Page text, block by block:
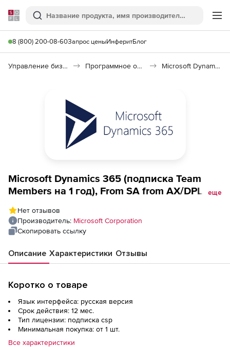
Softline
Поиск
8 (800) 200-08-60Запрос ценыИнферитБлог
Управление бизнесом, CRM/ERP Программное обеспечение для управления бизнесом Microsoft Dynamics 365
Microsoft Dynamics 365 (подписка Team
Members на 1 год), From SA from AX/DPL
еще
Нет отзывов
Производитель: Microsoft Corporation
Скопировать ссылку
Описание Характеристики Отзывы
Коротко о товаре
Язык интерфейса: русская версия
Срок действия: 12 мес.
Тип лицензии: подписка csp
Минимальная покупка: от 1 шт.
Все характеристики